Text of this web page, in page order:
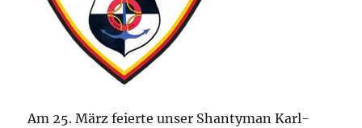
Am 25. März feierte unser Shantyman Karl-